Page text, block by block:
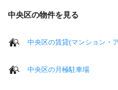
中央区の物件を見る
中央区の賃貸(マンション・
中央区の月極駐車場